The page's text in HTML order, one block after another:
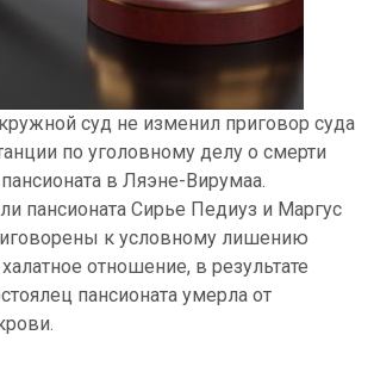
суд не изменил приговор суда
по уголовному делу о смерти
в Ляэне-Вирумаа.
пансионата Сирье Педиуз и Маргус
к условному лишению
отношение, в результате
пансионата умерла от